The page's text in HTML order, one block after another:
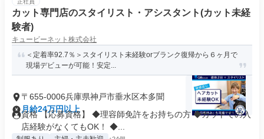
正社員
カット専門店のスタイリスト・アシスタント(カット未経
験者)
キュービーネット株式会社
＜定着率92.7％＞スタイリスト未経験orブランク復帰から６ヶ月で
現場デビューが可能！安定...
〒655-0006兵庫県神戸市垂水区本多聞
月給24万円以上
資格 【応募資格】 ◆理容師免許をお持ちの方 ◆カットでの入
店経験がなくてもOK！ ◆...